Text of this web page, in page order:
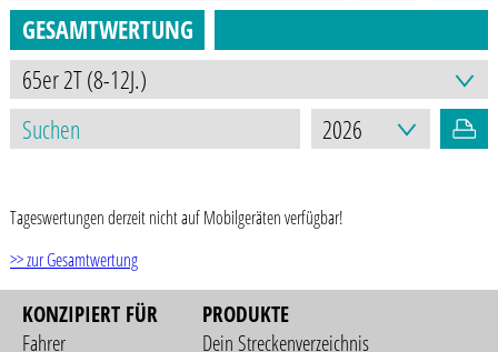
GESAMTWERTUNG
Tageswertungen derzeit nicht auf Mobilgeräten verfügbar!
>> zur Gesamtwertung
KONZIPIERT FÜR
Fahrer
PRODUKTE
Dein Streckenverzeichnis